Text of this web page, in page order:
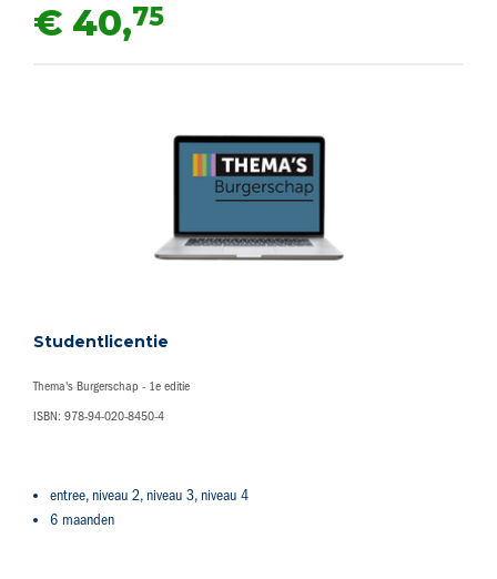
€ 40,75
Studentlicentie
Thema's Burgerschap - 1e editie
ISBN: 978-94-020-8450-4
entree, niveau 2, niveau 3, niveau 4
6 maanden